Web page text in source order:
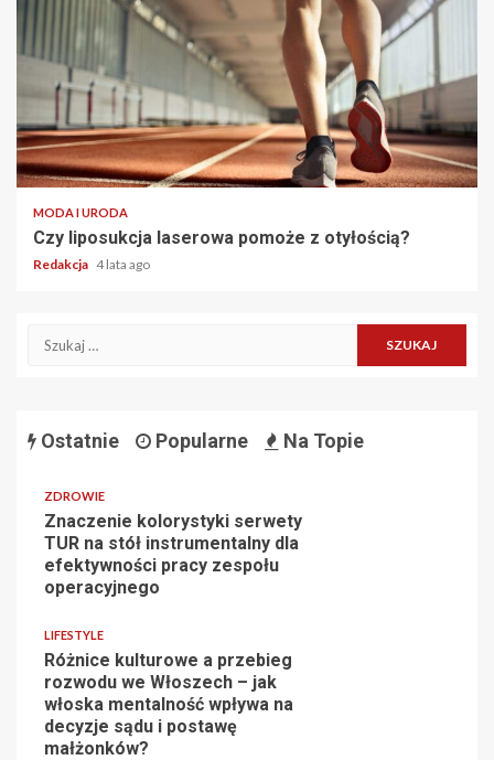
2 min read
MODA I URODA
Czy liposukcja laserowa pomoże z otyłością?
Redakcja 4 lata ago
Szukaj:
Ostatnie Popularne Na Topie
ZDROWIE
Znaczenie kolorystyki serwety
TUR na stół instrumentalny dla
efektywności pracy zespołu
operacyjnego
LIFESTYLE
Różnice kulturowe a przebieg
rozwodu we Włoszech – jak
włoska mentalność wpływa na
decyzje sądu i postawę
małżonków?